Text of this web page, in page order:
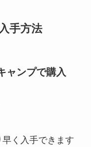
手方法
ャンプで購入
く入手できます